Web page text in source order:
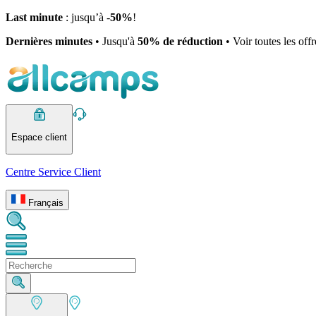
Last minute : jusqu’à -50%!
Dernières minutes • Jusqu'à 50% de réduction • Voir toutes les
Espace client
Centre Service Client
Français